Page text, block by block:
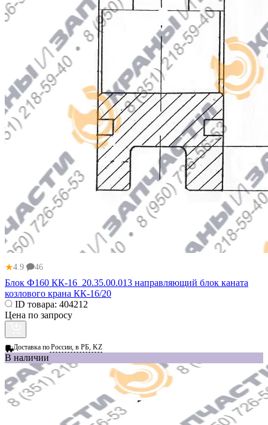
★4.9 46
Блок Ф160 КК-16_20.35.00.013 направляющий блок каната
козлового крана КК-16/20
ID товара: 404212
Цена по запросу
Доставка поРоссии, в РБ, KZ
В наличии